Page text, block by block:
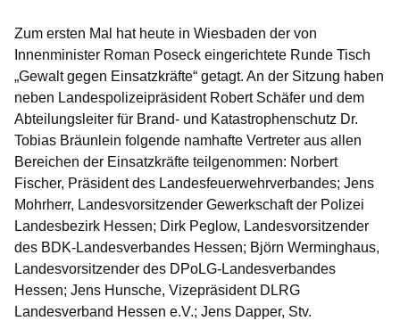
Zum ersten Mal hat heute in Wiesbaden der von
Innenminister Roman Poseck eingerichtete Runde Tisch
„Gewalt gegen Einsatzkräfte“ getagt. An der Sitzung haben
neben Landespolizeipräsident Robert Schäfer und dem
Abteilungsleiter für Brand- und Katastrophenschutz Dr.
Tobias Bräunlein folgende namhafte Vertreter aus allen
Bereichen der Einsatzkräfte teilgenommen: Norbert
Fischer, Präsident des Landesfeuerwehrverbandes; Jens
Mohrherr, Landesvorsitzender Gewerkschaft der Polizei
Landesbezirk Hessen; Dirk Peglow, Landesvorsitzender
des BDK-Landesverbandes Hessen; Björn Werminghaus,
Landesvorsitzender des DPoLG-Landesverbandes
Hessen; Jens Hunsche, Vizepräsident DLRG
Landesverband Hessen e.V.; Jens Dapper, Stv.